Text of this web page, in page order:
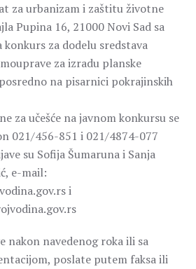
za urbanizam i zaštitu životne
Pupina 16, 21000 Novi Sad sa
konkurs za dodelu sredstava
za izradu planske
na pisarnici pokrajinskih
za učešće na javnom konkursu se
021/456-851 i 021/4874-077
su Sofija Šumaruna i Sanja
e-mail:
i
nakon navedenog roka ili sa
poslate putem faksa ili